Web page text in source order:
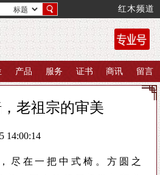
红木频道
产品 服务 证书 商讯 留言
老祖宗的审美
14:00:14
尽在一把中式椅。方圆之